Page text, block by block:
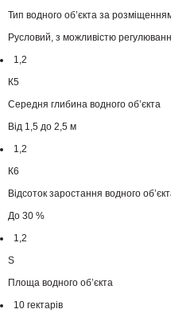
Тип водного об’єкта за
Русловий, з можливістю
1,2
К5
Середня глибина водного об’єкта
Від 1,5 до 2,5 м
1,2
К6
Відсоток заростання водного
До 30 %
1,2
S
Площа водного об’єкта
10 гектарів